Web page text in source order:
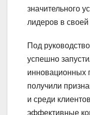
значительного
лидеров в своей
Под
успешно
инновационных
получили
и среди
эффективные